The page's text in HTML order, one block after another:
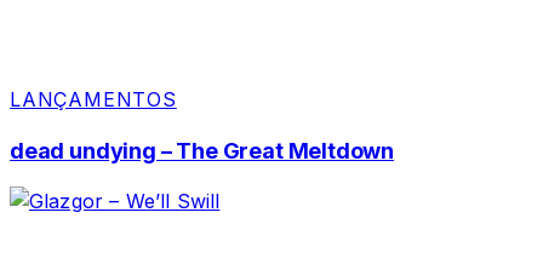
LANÇAMENTOS
dead undying – The Great Meltdown